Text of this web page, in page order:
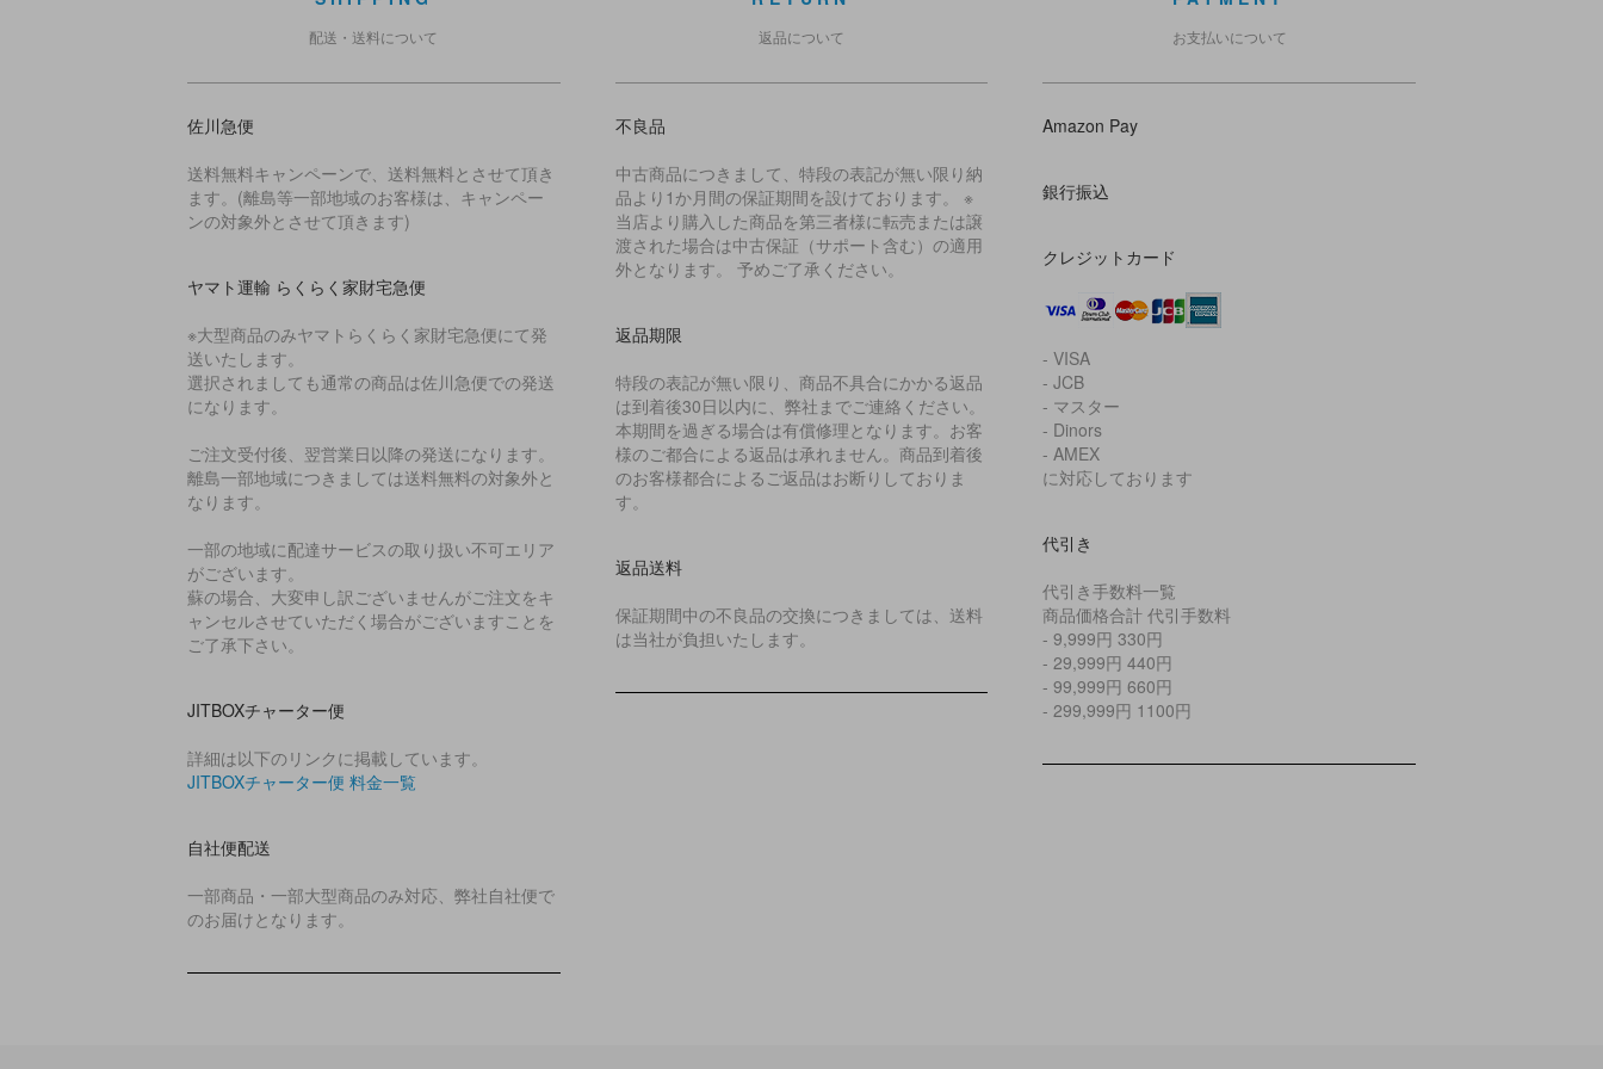
配送・送料について
佐川急便
送料無料キャンペーンで、送料無料とさせて頂き
ます。(離島等一部地域のお客様は、キャンペー
ンの対象外とさせて頂きます)
ヤマト運輸 らくらく家財宅急便
※大型商品のみヤマトらくらく家財宅急便にて発
送いたします。
選択されましても通常の商品は佐川急便での発送
になります。
ご注文受付後、翌営業日以降の発送になります。
離島一部地域につきましては送料無料の対象外と
なります。
一部の地域に配達サービスの取り扱い不可エリア
がございます。
蘇の場合、大変申し訳ございませんがご注文をキ
ャンセルさせていただく場合がございますことを
ご了承下さい。
JITBOXチャーター便
詳細は以下のリンクに掲載しています。
JITBOXチャーター便 料金一覧
自社便配送
一部商品・一部大型商品のみ対応、弊社自社便で
のお届けとなります。
返品について
不良品
中古商品につきまして、特段の表記が無い限り納
品より1か月間の保証期間を設けております。 ※
当店より購入した商品を第三者様に転売または譲
渡された場合は中古保証（サポート含む）の適用
外となります。 予めご了承ください。
返品期限
特段の表記が無い限り、商品不具合にかかる返品
は到着後30日以内に、弊社までご連絡ください。
本期間を過ぎる場合は有償修理となります。お客
様のご都合による返品は承れません。商品到着後
のお客様都合によるご返品はお断りしておりま
す。
返品送料
保証期間中の不良品の交換につきましては、送料
は当社が負担いたします。
お支払いについて
Amazon Pay
銀行振込
クレジットカード
- VISA
- JCB
- マスター
- Dinors
- AMEX
に対応しております
代引き
代引き手数料一覧
商品価格合計 代引手数料
- 9,999円 330円
- 29,999円 440円
- 99,999円 660円
- 299,999円 1100円